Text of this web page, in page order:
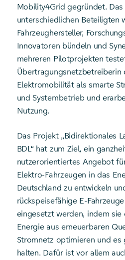
Mobility4Grid gegründet.
unterschiedlichen Beteiligten
Fahrzeughersteller,
Innovatoren bündeln und
mehreren Pilotprojekten
Übertragungsnetzbetreiberin
Elektromobilität als smarte
und Systembetrieb und
Nutzung.
Das Projekt „Bidirektionales
BDL“ hat zum Ziel, ein
nutzerorientiertes Angebot
Elektro-Fahrzeugen in das
Deutschland zu entwickeln
rückspeisefähige E-
eingesetzt werden, indem sie
Energie aus erneuerbaren
Stromnetz optimieren und es
halten. Dafür ist vor allem